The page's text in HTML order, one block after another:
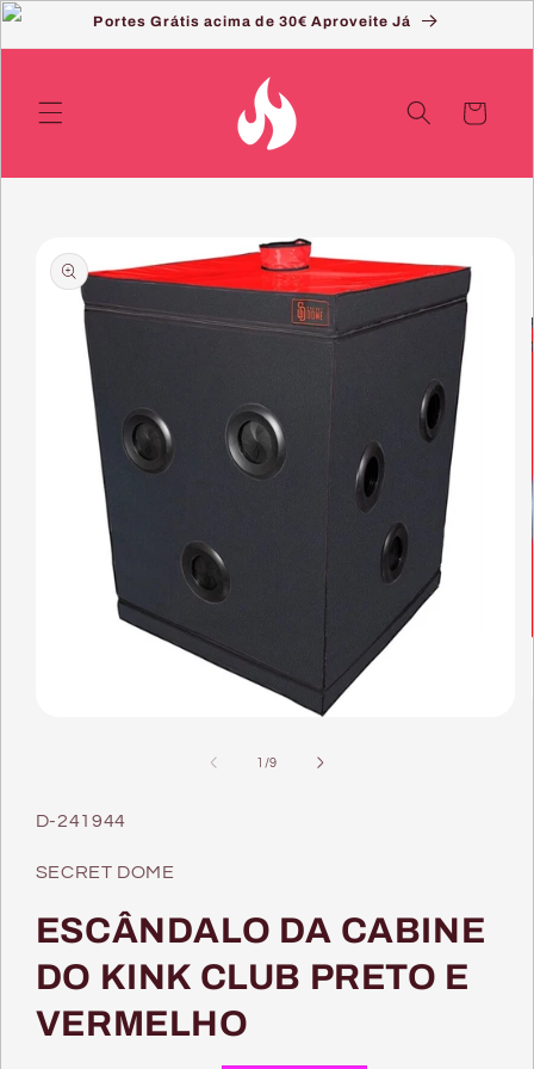
Saltar
conteúdo
Portes Grátis acima de 30€ Aproveite Já
Carrinho
para a
informação
do produto
modal
1 /de
9
SKU:
D-241944
SECRET DOME
ESCÂNDALO DA CABINE
DO KINK CLUB PRETO E
VERMELHO